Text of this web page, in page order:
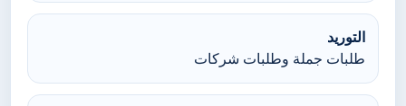
التوريد
طلبات جملة وطلبات شركات